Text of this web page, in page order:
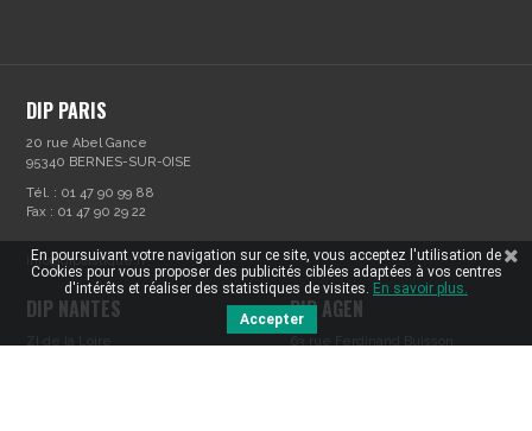
DIP PARIS
20 rue Abel Gance
95340 BERNES-SUR-OISE
Tél. : 01 47 90 99 88
Fax : 01 47 90 29 22
info@diplastique.fr
DIP NANTES DIP AGEN
En poursuivant votre navigation sur ce site, vous acceptez l'utilisation de
Cookies pour vous proposer des publicités ciblées adaptées à vos centres
d'intérêts et réaliser des statistiques de visites. En savoir plus.
Accepter